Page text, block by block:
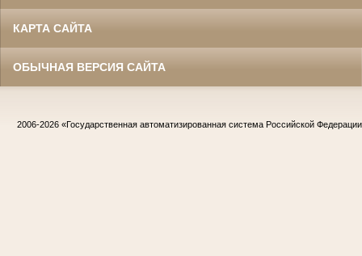
КАРТА САЙТА
ОБЫЧНАЯ ВЕРСИЯ САЙТА
2006-2026 «Государственная автоматизированная система Российской